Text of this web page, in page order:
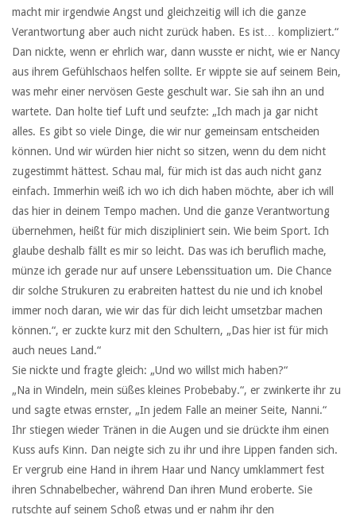
macht mir irgendwie Angst und gleichzeitig will ich die ganze
Verantwortung aber auch nicht zurück haben. Es ist… kompliziert.“
Dan nickte, wenn er ehrlich war, dann wusste er nicht, wie er Nancy
aus ihrem Gefühlschaos helfen sollte. Er wippte sie auf seinem Bein,
was mehr einer nervösen Geste geschult war. Sie sah ihn an und
wartete. Dan holte tief Luft und seufzte: „Ich mach ja gar nicht
alles. Es gibt so viele Dinge, die wir nur gemeinsam entscheiden
können. Und wir würden hier nicht so sitzen, wenn du dem nicht
zugestimmt hättest. Schau mal, für mich ist das auch nicht ganz
einfach. Immerhin weiß ich wo ich dich haben möchte, aber ich will
das hier in deinem Tempo machen. Und die ganze Verantwortung
übernehmen, heißt für mich diszipliniert sein. Wie beim Sport. Ich
glaube deshalb fällt es mir so leicht. Das was ich beruflich mache,
münze ich gerade nur auf unsere Lebenssituation um. Die Chance
dir solche Strukuren zu erabreiten hattest du nie und ich knobel
immer noch daran, wie wir das für dich leicht umsetzbar machen
können.“, er zuckte kurz mit den Schultern, „Das hier ist für mich
auch neues Land.“
Sie nickte und fragte gleich: „Und wo willst mich haben?“
„Na in Windeln, mein süßes kleines Probebaby.“, er zwinkerte ihr zu
und sagte etwas ernster, „In jedem Falle an meiner Seite, Nanni.“
Ihr stiegen wieder Tränen in die Augen und sie drückte ihm einen
Kuss aufs Kinn. Dan neigte sich zu ihr und ihre Lippen fanden sich.
Er vergrub eine Hand in ihrem Haar und Nancy umklammert fest
ihren Schnabelbecher, während Dan ihren Mund eroberte. Sie
rutschte auf seinem Schoß etwas und er nahm ihr den